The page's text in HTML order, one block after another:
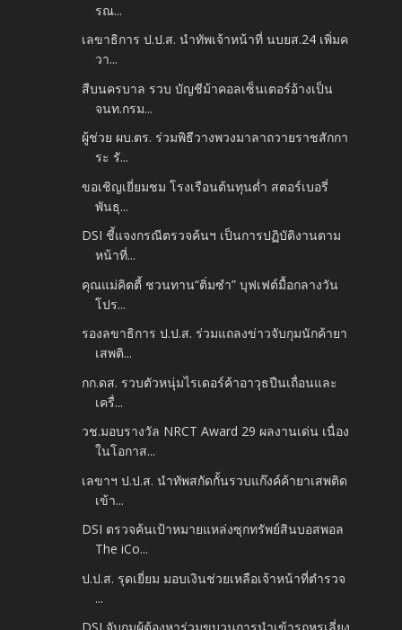
รณ...
เลขาธิการ ป.ป.ส. นำทัพเจ้าหน้าที่ นบยส.24 เพิ่มค
วา...
สืบนครบาล รวบ บัญชีม้าคอลเซ็นเตอร์อ้างเป็น
จนท.กรม...
ผู้ช่วย ผบ.ตร. ร่วมพิธีวางพวงมาลาถวายราชสักกา
ระ รั...
ขอเชิญเยี่ยมชม โรงเรือนต้นทุนต่ำ สตอร์เบอรี่
พันธุ...
DSI ชี้แจงกรณีตรวจค้นฯ เป็นการปฏิบัติงานตาม
หน้าที่...
คุณแม่คิตตี้ ชวนทาน“ติ่มซำ” บุฟเฟต์มื้อกลางวัน
โปร...
รองลขาธิการ ป.ป.ส. ร่วมแถลงข่าวจับกุมนักค้ายา
เสพติ...
กก.ดส. รวบตัวหนุ่มไรเดอร์ค้าอาวุธปืนเถื่อนและ
เครื่...
วช.มอบรางวัล NRCT Award 29 ผลงานเด่น เนื่อง
ในโอกาส...
เลขาฯ ป.ป.ส. นำทัพสกัดกั้นรวบแก๊งค์ค้ายาเสพติด
เข้า...
DSI ตรวจค้นเป้าหมายแหล่งซุกทรัพย์สินบอสพอล
The iCo...
ป.ป.ส. รุดเยี่ยม มอบเงินช่วยเหลือเจ้าหน้าที่ตำรวจ
...